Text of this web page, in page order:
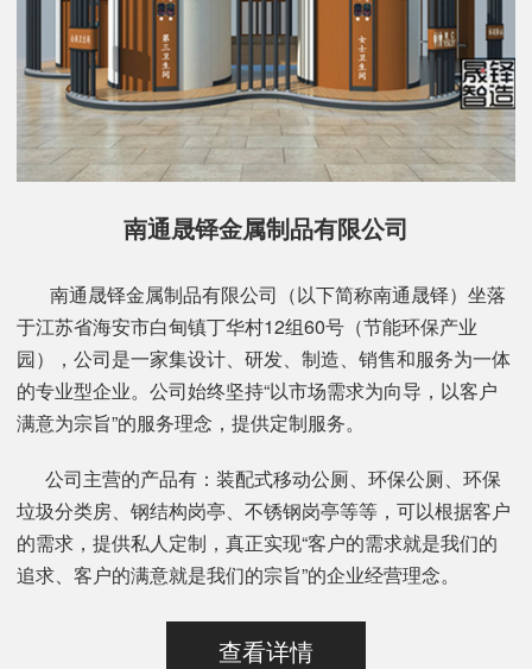
南通晟铎金属制品有限公司
南通晟铎金属制品有限公司（以下简称南通晟铎）坐落
于江苏省海安市白甸镇丁华村12组60号（节能环保产业
园），公司是一家集设计、研发、制造、销售和服务为一体
的专业型企业。公司始终坚持“以市场需求为向导，以客户
满意为宗旨”的服务理念，提供定制服务。
公司主营的产品有：装配式移动公厕、环保公厕、环保
垃圾分类房、钢结构岗亭、不锈钢岗亭等等，可以根据客户
的需求，提供私人定制，真正实现“客户的需求就是我们的
追求、客户的满意就是我们的宗旨”的企业经营理念。
查看详情